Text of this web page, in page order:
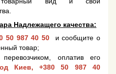
Надлежащего качества:
50 987 40 50
и сообщите о
товар;
оплатив его
Киев,+380 50 987 40